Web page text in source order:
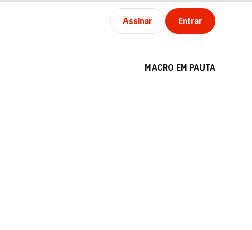
Assinar Entrar
MACRO EM PAUTA